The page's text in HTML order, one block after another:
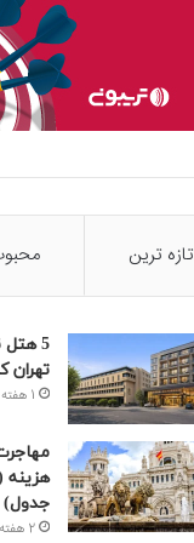
تازه ترین
5
تهران
1 هفته پیش
هزینه
جدول)
2 هفته پیش